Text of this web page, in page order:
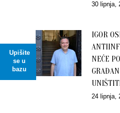
Upišite
se u
bazu
30 lipnja,
IGOR
NEĆE
24 lipnja,